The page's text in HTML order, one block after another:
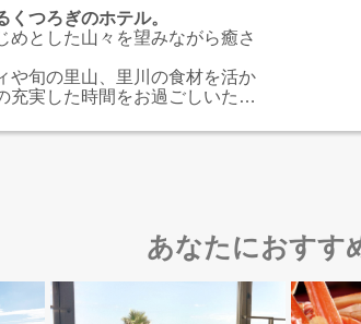
つろぎのホテル。
めとした山々を望みながら癒さ
や旬の里山、里川の食材を活か
充実した時間をお過ごしいただ
あなたにおすす